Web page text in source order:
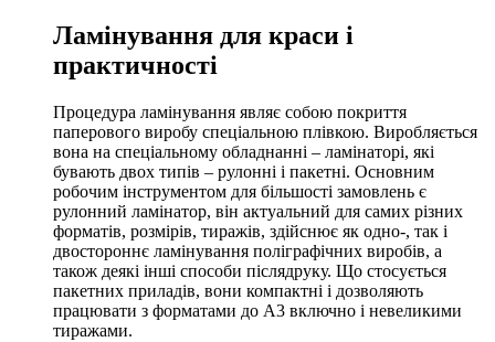
Ламінування для краси і
практичності
Процедура ламінування являє собою покриття
паперового виробу спеціальною плівкою. Виробляється
вона на спеціальному обладнанні – ламінаторі, які
бувають двох типів – рулонні і пакетні. Основним
робочим інструментом для більшості замовлень є
рулонний ламінатор, він актуальний для самих різних
форматів, розмірів, тиражів, здійснює як одно-, так і
двостороннє ламінування поліграфічних виробів, а
також деякі інші способи післядруку. Що стосується
пакетних приладів, вони компактні і дозволяють
працювати з форматами до А3 включно і невеликими
тиражами.